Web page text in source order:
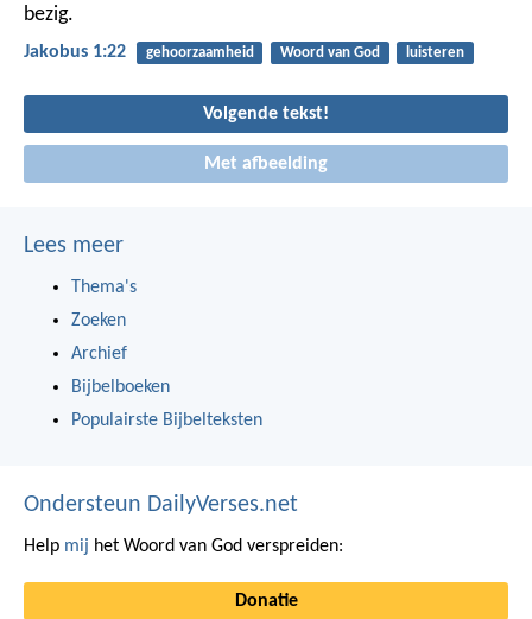
bezig.
Jakobus 1:22 gehoorzaamheid Woord van God luisteren
Volgende tekst!
Met afbeelding
Lees meer
Thema's
Zoeken
Archief
Bijbelboeken
Populairste Bijbelteksten
Ondersteun DailyVerses.net
Help mij het Woord van God verspreiden:
Donatie